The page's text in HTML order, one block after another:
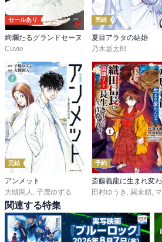
セールあり
絢爛たるグランドセーヌ
Cuvie
完結
夏目アラタの結婚
乃木坂太郎
完結
アンメット
大槻閑人 , 子鹿ゆずる
予約
田村ゆうき , 巽未頼, マキムラシュンスケ
関連する特集